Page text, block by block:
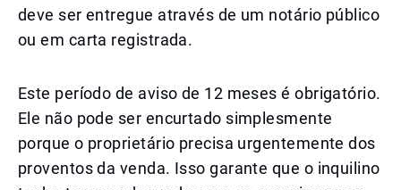
deve ser entregue através de um notário público
ou em carta registrada.
Este período de aviso de 12 meses é obrigatório.
Ele não pode ser encurtado simplesmente
porque o proprietário precisa urgentemente dos
proventos da venda. Isso garante que o inquilino